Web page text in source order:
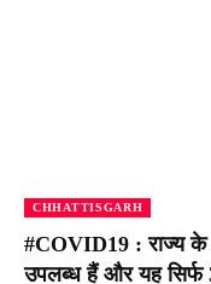
CHHATTISGARH
#COVID19 : राज्य के
उपलब्ध हैं और यह सिर्फ